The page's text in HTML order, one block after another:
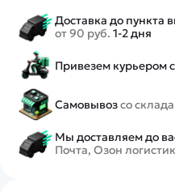
Доставка до пункта
от 90 руб. 1-2 дня
Привезем курьером
Самовывозсо склада
Мы доставляем до
Почта, Озон